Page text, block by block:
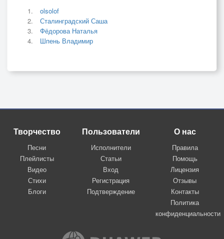
olsolof
Сталинградский Саша
Фёдорова Наталья
Шпень Владимир
Творчество
Песни
Плейлисты
Видео
Стихи
Блоги
Пользователи
Исполнители
Статьи
Вход
Регистрация
Подтверждение
О нас
Правила
Помощь
Лицензия
Отзывы
Контакты
Политика
конфиденциальности